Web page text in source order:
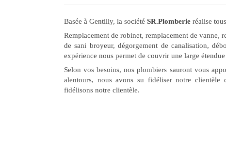
Basée à Gentilly, la société SR.Plomberie réalise
Remplacement de robinet, remplacement de vanne,
de sani broyeur, dégorgement de canalisation,
expérience nous permet de couvrir une large
Selon vos besoins, nos plombiers sauront vous
alentours, nous avons su fidéliser notre clientèle
fidélisons notre clientèle.